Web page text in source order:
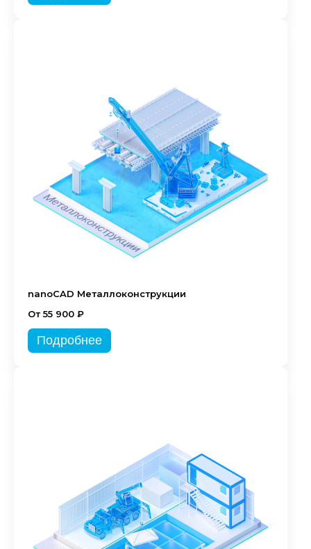
nanoCAD Металлоконструкции
От 55 900 ₽
Подробнее